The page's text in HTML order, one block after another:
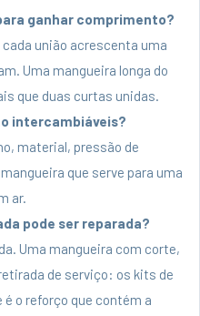
ganhar comprimento?
união acrescenta uma
Uma mangueira longa do
que duas curtas unidas.
intercambiáveis?
material, pressão de
que serve para uma
ar.
pode ser reparada?
Uma mangueira com corte,
de serviço: os kits de
o reforço que contém a